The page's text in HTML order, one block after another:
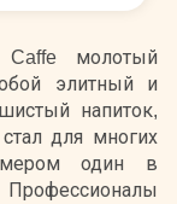
молотый
элитный и
напиток,
для многих
один в